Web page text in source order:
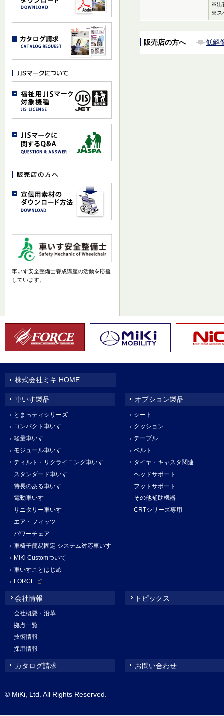
※出
※ス
販売店の方へ 低解
車いす安全整備士養成講座の活動を応援
しています。
株式会社ミキ HOME
車いす製品
とまっティシリーズ
コンパクト車いす
軽量車いす
モジュール車いす
ティルト・リクライニング車いす
スタンダード車いす
特長のある車いす
電動車いす
サニタリー車いす
エア・フィッツ
パワーチェア
車椅子簡易固定 システム対応車いす
MiKi Customついて
車いすことはじめ
FORCE
オプション製品
シート
クッション
テーブル
ベルト
タイヤ・キャスタ関連
ヘッドサポート
フットサポート
その他補助機器
CRTシリーズ専用
会社情報
会社概要・沿革
拠点一覧
技術情報
採用情報
トピックス
カタログ請求 お問い合わせ
© MiKi, Ltd. All Rights Reserved.